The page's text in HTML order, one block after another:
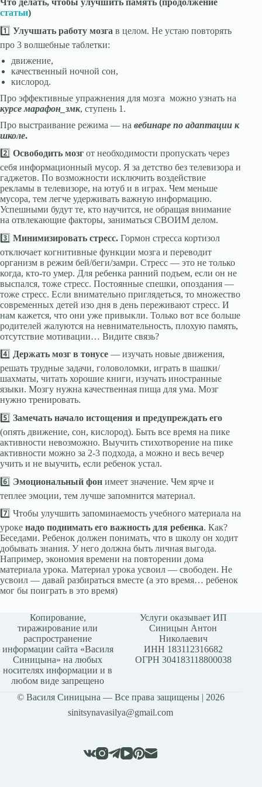
Что делать, чтобы улучшить память (продолжение
статьи)
1️⃣ Улучшать работу мозга в целом. Не устаю повторять
про 3 волшебные таблетки:
движение,
качественный ночной сон,
кислород.
Про эффективные упражнения для мозга можно узнать на
курсе марафон_змк, ступень 1.
Про выстраивание режима — на вебинаре по адаптации к
школе.
2️⃣ Освободить мозг от необходимости пропускать через
себя информационный мусор. Я за детство без телевизора и
гаджетов. По возможности исключить воздействие
рекламы в телевизоре, на ютуб и в играх. Чем меньше
мусора, тем легче удерживать важную информацию.
Успешными будут те, кто научится, не обращая внимание
на отвлекающие факторы, заниматься СВОИМ делом.
3️⃣ Минимизировать стресс. Гормон стресса кортизол
отключает когнитивные функции мозга и переводит
организм в режим бей/беги/замри. Стресс — это не только
когда, кто-то умер. Для ребенка ранний подъем, если он не
выспался, тоже стресс. Постоянные спешки, опоздания —
тоже стресс. Если внимательно приглядеться, то множество
современных детей изо дня в день переживают стресс. И
нам кажется, что они уже привыкли. Только вот все больше
родителей жалуются на невнимательность, плохую память,
отсутствие мотивации… Видите связь?
4️⃣ Держать мозг в тонусе — изучать новые движения,
решать трудные задачи, головоломки, играть в шашки/
шахматы, читать хорошие книги, изучать иностранные
языки. Мозгу нужна качественная пища для ума. Мозг
нужно тренировать.
5️⃣ Замечать начало истощения и предупреждать его
(опять движение, сон, кислород). Быть все время на пике
активности невозможно. Выучить стихотворение на пике
активности можно за 2-3 подхода, а можно и весь вечер
учить и не выучить, если ребенок устал.
6️⃣ Эмоциональный фон имеет значение. Чем ярче и
теплее эмоции, тем лучше запомнится материал.
7️⃣ Чтобы улучшить запоминаемость учебного материала на
уроке надо поднимать его важность для ребенка. Как?
Беседами. Ребенок должен понимать, что в школу он ходит
добывать знания. У него должна быть личная выгода.
Например, экономия времени на повторении дома
материала урока. Материал урока усвоил — свободен. Не
усвоил — давай разбираться вместе (а это время… ребенок
мог бы поиграть в это время)
Копирование,
тиражирование или
распространение
информации сайта «Василя
Синицына» на любых
носителях информации и в
любом виде запрещено
Услуги оказывает ИП
Синицын Антон
Николаевич
ИНН 183112316682
ОГРН 304183118800038
© Василя Синицына — Все права защищены | 2026
sinitsynavasilya@gmail.com